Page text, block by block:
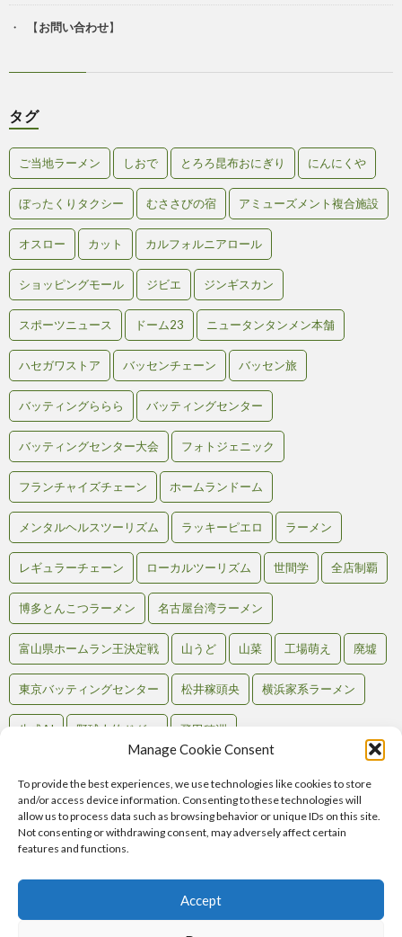
Manage Cookie Consent
To provide the best experiences, we use technologies like cookies to store
and/or access device information. Consenting to these technologies will
allow us to process data such as browsing behavior or unique IDs on this site.
Not consenting or withdrawing consent, may adversely affect certain
features and functions.
Accept
【お問い合わせ】
タグ
ご当地ラーメン しおで とろろ昆布おにぎり にんにくや
ぼったくりタクシー むささびの宿 アミューズメント複合施設
オスロー カット カルフォルニアロール
ショッピングモール ジビエ ジンギスカン
スポーツニュース ドーム23 ニュータンタンメン本舗
ハセガワストア バッセンチェーン バッセン旅
バッティングららら バッティングセンター
バッティングセンター大会 フォトジェニック
フランチャイズチェーン ホームランドーム
メンタルヘルスツーリズム ラッキーピエロ ラーメン
レギュラーチェーン ローカルツーリズム 世間学 全店制覇
博多とんこつラーメン 名古屋台湾ラーメン
富山県ホームラン王決定戦 山うど 山菜 工場萌え 廃墟
東京バッティングセンター 松井稼頭央 横浜家系ラーメン
生成AI 野球人的ドグマ 飛田穂洲
Back to Top
RSS
Atom